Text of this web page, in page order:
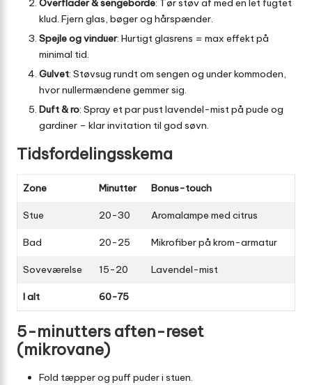
Overflader & sengeborde: Tør støv af med en let fugtet
klud. Fjern glas, bøger og hårspænder.
Spejle og vinduer: Hurtigt glasrens = max effekt på
minimal tid.
Gulvet: Støvsug rundt om sengen og under kommoden,
hvor nullermændene gemmer sig.
Duft & ro: Spray et par pust lavendel-mist på pude og
gardiner – klar invitation til god søvn.
Tidsfordelingsskema
Zone Minutter Bonus-touch
Stue 20-30 Aromalampe med citrus
Bad 20-25 Mikrofiber på krom-armatur
Soveværelse 15-20 Lavendel-mist
I alt 60-75
5-minutters aften-reset
(mikrovane)
Fold tæpper og puff puder i stuen.